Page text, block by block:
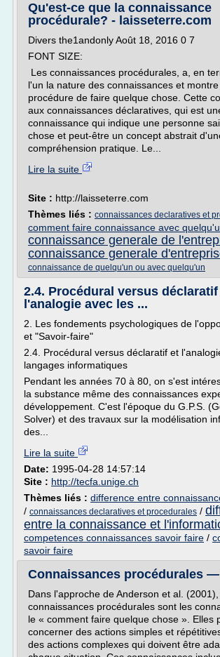
Qu'est-ce que la connaissance
procédurale? - laisseterre.com
Divers the1andonly Août 18, 2016 0 7
FONT SIZE:
Les connaissances procédurales, a, en
l'un la nature des connaissances et
procédure de faire quelque chose. Cette
aux connaissances déclaratives, qui est
connaissance qui indique une personne
chose et peut-être un concept abstrait
compréhension pratique. Le...
Lire la suite
Site : http://laisseterre.com
Thèmes liés : connaissances declaratives et
comment faire connaissance avec
connaissance generale de
connaissance generale
connaissance de quelqu'un ou avec quelqu'un
2.4. Procédural versus
l'analogie avec les ...
2. Les fondements psychologiques de
et "Savoir-faire"
2.4. Procédural versus déclaratif et
langages informatiques
Pendant les années 70 à 80, on s'est
la substance même des connaissances
développement. C'est l'époque du G.P.S.
Solver) et des travaux sur la modélisation
des...
Lire la suite
Date: 1995-04-28 14:57:14
Site : http://tecfa.unige.ch
Thèmes liés : difference entre
/ connaissances declaratives et procedurales /
entre la connaissance et
competences connaissances savoir faire /
savoir faire
Connaissances procédurales —
Dans l'approche de Anderson et al.
connaissances procédurales sont les
le « comment faire quelque chose ». Elles
concerner des actions simples et
des actions complexes qui doivent être